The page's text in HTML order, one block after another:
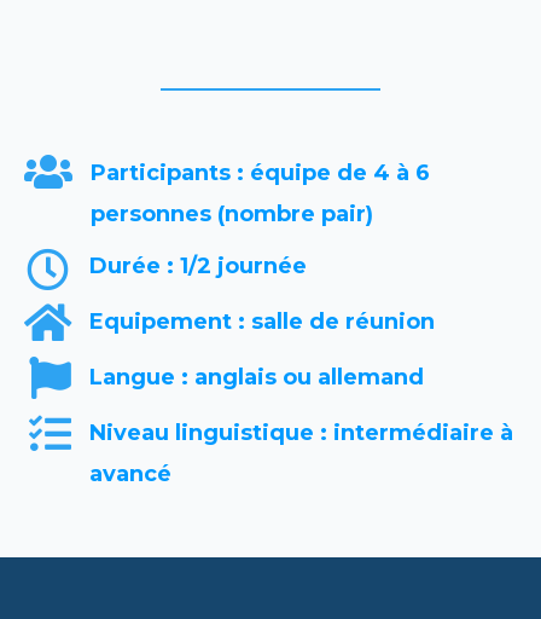

Participants : équipe de 4 à 6
personnes (nombre pair)
 Durée : 1/2 journée
 Equipement : salle de réunion
 Langue : anglais ou allemand

Niveau linguistique : intermédiaire à
avancé